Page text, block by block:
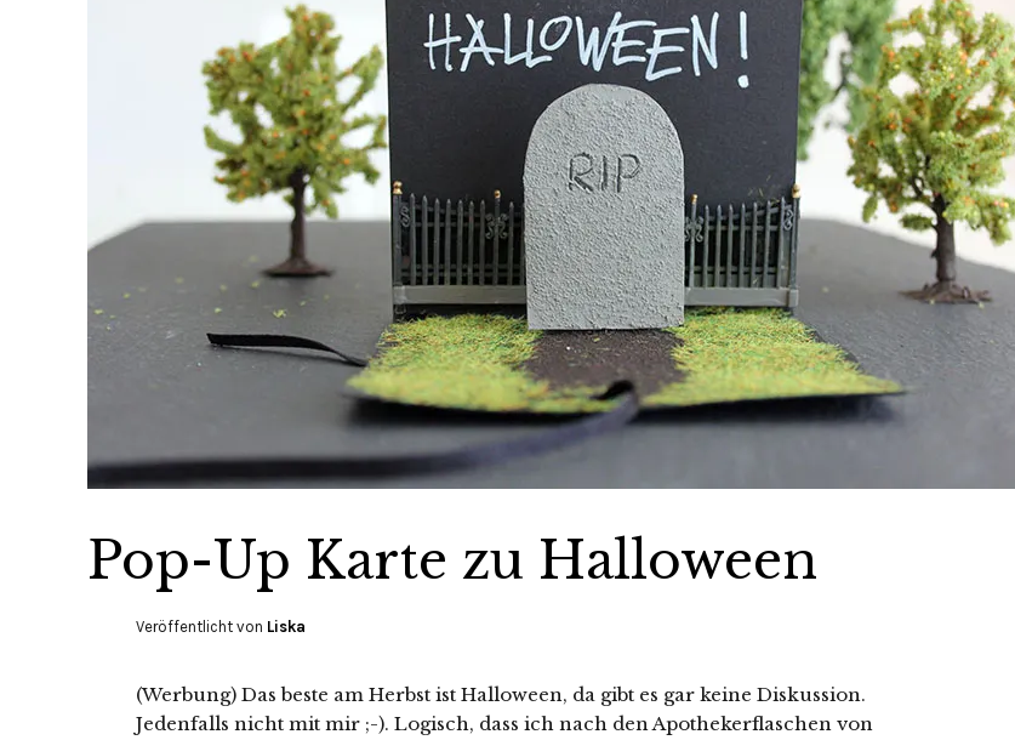
Pop-Up Karte zu Halloween
Veröffentlicht von Liska
(Werbung) Das beste am Herbst ist Halloween, da gibt es gar keine Diskussion.
Jedenfalls nicht mit mir ;-). Logisch, dass ich nach den Apothekerflaschen von